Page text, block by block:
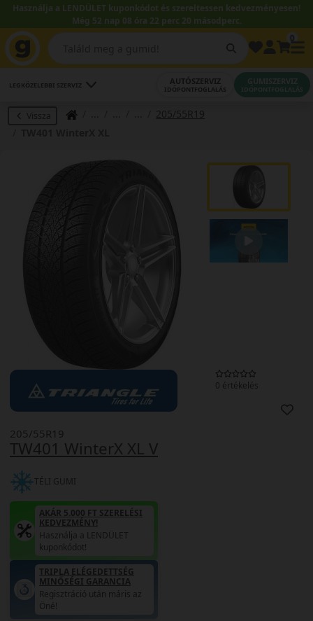
Használja a LENDÜLET kuponkódot és szereltessen kedvezményesen!
Még 52 nap 08 óra 22 perc 19 másodperc.
LEGKÖZELEBBI SZERVIZ AUTÓSZERVIZ
IDŐPONTFOGLALÁS
GUMISZERVIZ
IDŐPONTFOGLALÁS
Vissza
205/55R19
0 értékelés
TW401 WinterX XL V
205/55R19
TÉLI GUMI
AKÁR 5.000 FT SZERELÉSI
KEDVEZMÉNY!
Használja a LENDÜLET
kuponkódot!
TRIPLA ELÉGEDETTSÉG
MINŐSÉGI GARANCIA
Regisztráció után máris az
Öné!